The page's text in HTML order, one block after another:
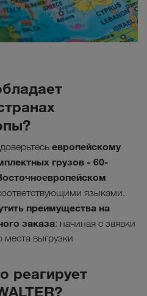
европейскому
грузов - 60-
языками.
преимущества на
заказа: начиная с заявки
места выгрузки
реагирует